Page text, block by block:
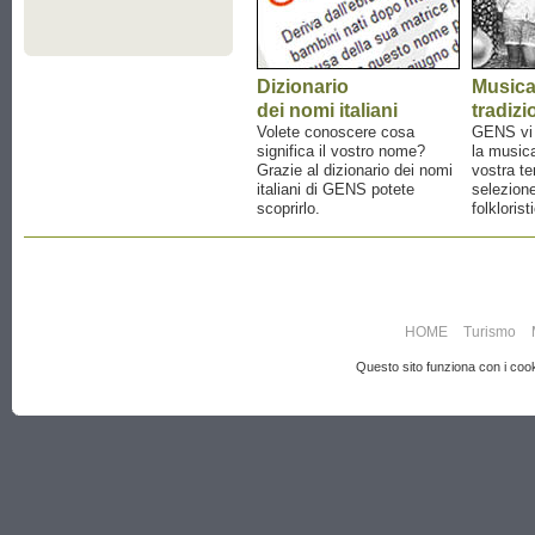
Dizionario
dei nomi italiani
Volete conoscere cosa
significa il vostro nome?
Grazie al dizionario dei nomi
italiani di GENS potete
scoprirlo.
Musica
GENS
la
vostra
HOME Turismo
Questo sito funziona con i